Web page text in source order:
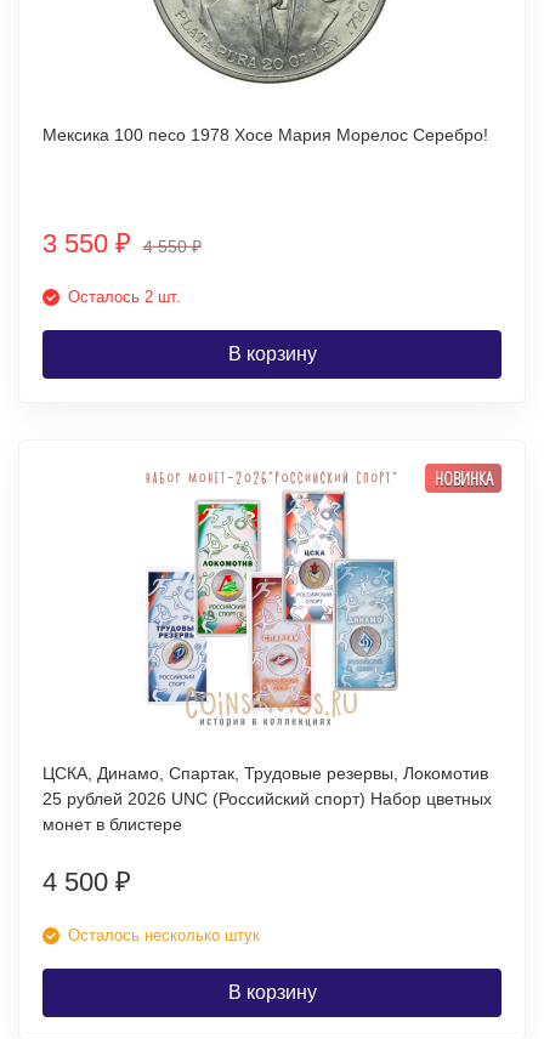
Мексика 100 песо 1978 Хосе Мария Морелос Серебро!
3 550 ₽ 4 550₽
Осталось 2 шт.
В корзину
НОВИНКА
ЦСКА, Динамо, Спартак, Трудовые резервы, Локомотив
25 рублей 2026 UNC (Российский спорт) Набор цветных
монет в блистере
4 500 ₽
Осталось несколько штук
В корзину